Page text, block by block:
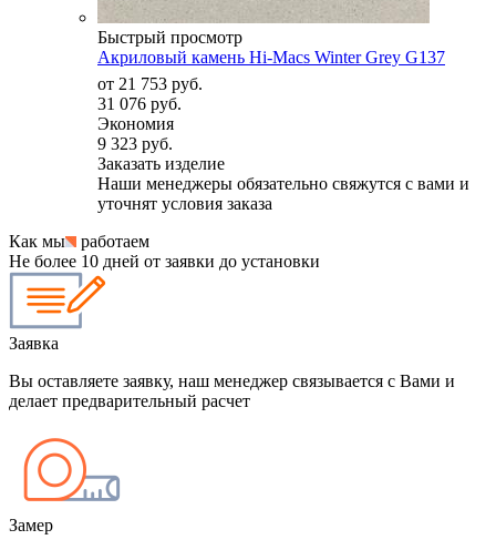
Быстрый просмотр
Акриловый камень Hi-Macs Winter Grey G137
от 21 753 руб.
31 076 руб.
Экономия
9 323 руб.
Заказать изделие
Наши менеджеры обязательно свяжутся с вами и
уточнят условия заказа
Как мы
работаем
Не более 10 дней от заявки до установки
Заявка
Вы оставляете заявку, наш менеджер связывается с Вами и
делает предварительный расчет
Замер